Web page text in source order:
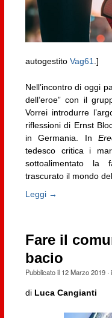
autogestito Vag61 .]
Nell’incontro di oggi
dell’eroe” con il
Vorrei introdurre
riflessioni di Ernst
in Germania. In
tedesco critica i
sottoalimentato la
trascurato il mondo
Leggi →
Fare il
bacio
Pubblicato il 12 Marzo 2019·
di Luca Cangianti